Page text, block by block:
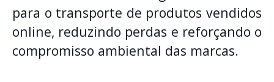
para o transporte de produtos vendidos
online, reduzindo perdas e reforçando o
compromisso ambiental das marcas.